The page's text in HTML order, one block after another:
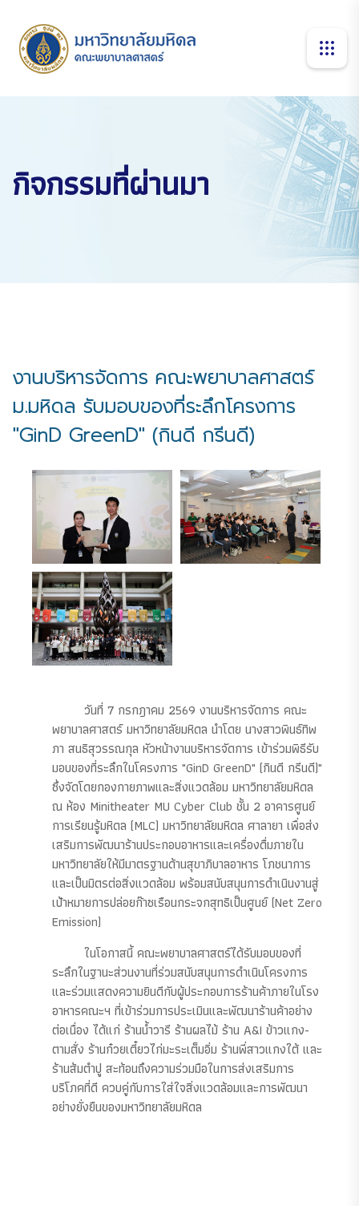
กิจกรรมที่ผ่านมา
งานบริหารจัดการ คณะพยาบาลศาสตร์
ม.มหิดล รับมอบของที่ระลึกโครงการ
"GinD GreenD" (กินดี กรีนดี)
วันที่ 7 กรกฎาคม 2569 งานบริหารจัดการ คณะ
พยาบาลศาสตร์ มหาวิทยาลัยมหิดล นำโดย นางสาวพินธ์ทิพ
ภา สนธิสุวรรณกุล หัวหน้างานบริหารจัดการ เข้าร่วมพิธีรับ
มอบของที่ระลึกในโครงการ "GinD GreenD" (กินดี กรีนดี)"
ซึ่งจัดโดยกองกายภาพและสิ่งแวดล้อม มหาวิทยาลัยมหิดล
ณ ห้อง Minitheater MU Cyber Club ชั้น 2 อาคารศูนย์
การเรียนรู้มหิดล (MLC) มหาวิทยาลัยมหิดล ศาลายา เพื่อส่ง
เสริมการพัฒนาร้านประกอบอาหารและเครื่องดื่มภายใน
มหาวิทยาลัยให้มีมาตรฐานด้านสุขาภิบาลอาหาร โภชนาการ
และเป็นมิตรต่อสิ่งแวดล้อม พร้อมสนับสนุนการดำเนินงานสู่
เป้าหมายการปล่อยก๊าซเรือนกระจกสุทธิเป็นศูนย์ (Net Zero
Emission)
ในโอกาสนี้ คณะพยาบาลศาสตร์ได้รับมอบของที่
ระลึกในฐานะส่วนงานที่ร่วมสนับสนุนการดำเนินโครงการ
และร่วมแสดงความยินดีกับผู้ประกอบการร้านค้าภายในโรง
อาหารคณะฯ ที่เข้าร่วมการประเมินและพัฒนาร้านค้าอย่าง
ต่อเนื่อง ได้แก่ ร้านน้ำวารี ร้านผลไม้ ร้าน A&I ข้าวแกง-
ตามสั่ง ร้านก๋วยเตี๋ยวไก่มะระเต็มอิ่ม ร้านพี่สาวแกงใต้ และ
ร้านส้มตำปู สะท้อนถึงความร่วมมือในการส่งเสริมการ
บริโภคที่ดี ควบคู่กับการใส่ใจสิ่งแวดล้อมและการพัฒนา
อย่างยั่งยืนของมหาวิทยาลัยมหิดล